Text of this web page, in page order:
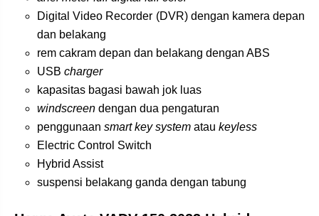
Digital Video Recorder (DVR) dengan kamera depan
dan belakang
rem cakram depan dan belakang dengan ABS
USB charger
kapasitas bagasi bawah jok luas
windscreen dengan dua pengaturan
penggunaan smart key system atau keyless
Electric Control Switch
Hybrid Assist
suspensi belakang ganda dengan tabung